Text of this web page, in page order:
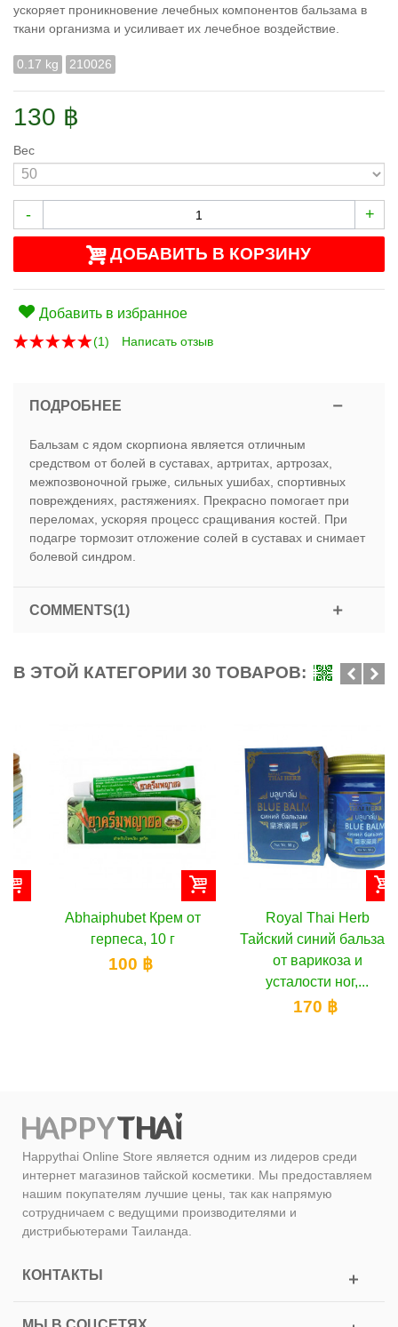
ускоряет проникновение лечебных компонентов бальзама в
ткани организма и усиливает их лечебное воздействие.
0.17 kg 210026
130 ฿
Вес
- +
ДОБАВИТЬ В КОРЗИНУ
Добавить в избранное
(1) Написать отзыв
ПОДРОБНЕЕ
Бальзам с ядом скорпиона является отличным
средством от болей в суставах, артритах, артрозах,
межпозвоночной грыже, сильных ушибах, спортивных
повреждениях, растяжениях. Прекрасно помогает при
переломах, ускоряя процесс сращивания костей. При
подагре тормозит отложение солей в суставах и снимает
болевой синдром.
COMMENTS(1)
В ЭТОЙ КАТЕГОРИИ 30 ТОВАРОВ:
Abhaiphubet Крем от
герпеса, 10 г
100 ฿
Royal Thai Herb
Тайский синий бальзам
от варикоза и
усталости ног,...
170 ฿
Happythai Online Store является одним из лидеров среди
интернет магазинов тайской косметики. Мы предоставляем
нашим покупателям лучшие цены, так как напрямую
сотрудничаем с ведущими производителями и
дистрибьютерами Таиланда.
КОНТАКТЫ